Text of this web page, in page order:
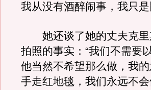
我从没有酒醉闹事，我只
她还谈了她的丈夫克里
拍照的事实：“我们不需要
他当然不希望那么做，我
手走红地毯，我们永远不会